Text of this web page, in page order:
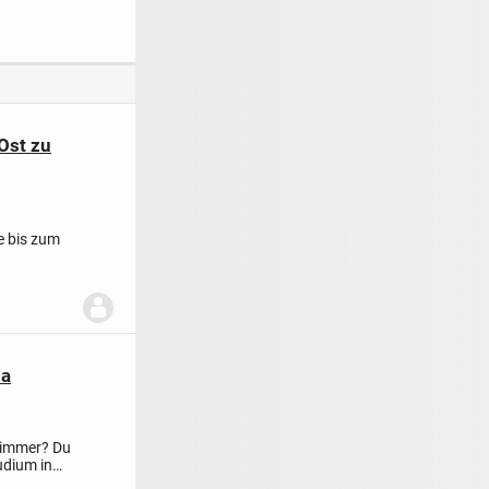
zu
bis zum
Du
in